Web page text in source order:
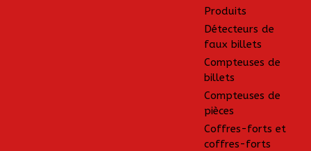
Produits
Détecteurs de
faux billets
Compteuses de
billets
Compteuses de
pièces
Coffres-forts et
coffres-forts